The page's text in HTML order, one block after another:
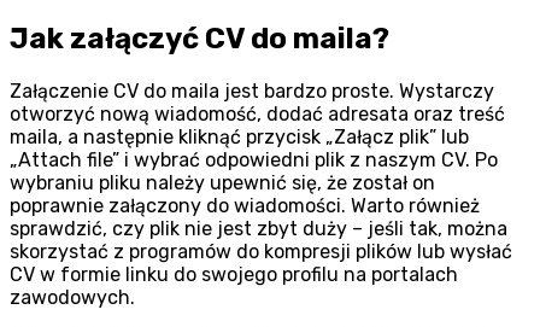
Jak załączyć CV do maila?
Załączenie CV do maila jest bardzo proste. Wystarczy
otworzyć nową wiadomość, dodać adresata oraz treść
maila, a następnie kliknąć przycisk „Załącz plik” lub
„Attach file” i wybrać odpowiedni plik z naszym CV. Po
wybraniu pliku należy upewnić się, że został on
poprawnie załączony do wiadomości. Warto również
sprawdzić, czy plik nie jest zbyt duży – jeśli tak, można
skorzystać z programów do kompresji plików lub wysłać
CV w formie linku do swojego profilu na portalach
zawodowych.